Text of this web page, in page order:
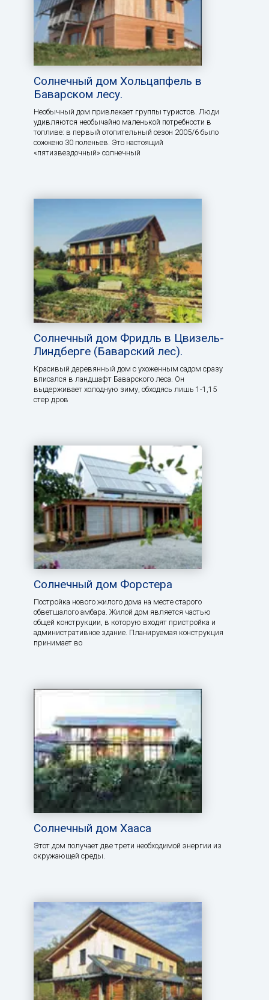
Солнечный дом Хольцапфель в
Баварском лесу.
Необычный дом привлекает группы туристов. Люди
удивляются необычайно маленькой потребности в
топливе: в первый отопительный сезон 2005/6 было
сожжено 30 поленьев. Это настоящий
«пятизвездочный» солнечный
Солнечный дом Фридль в Цвизель-
Линдберге (Баварский лес).
Красивый деревянный дом с ухоженным садом сразу
вписался в ландшафт Баварского леса. Он
выдерживает холодную зиму, обходясь лишь 1-1,15
стер дров
Солнечный дом Форстера
Постройка нового жилого дома на месте старого
обветшалого амбара. Жилой дом является частью
общей конструкции, в которую входят пристройка и
административное здание. Планируемая конструкция
принимает во
Солнечный дом Хааса
Этот дом получает две трети необходимой энергии из
окружающей среды.